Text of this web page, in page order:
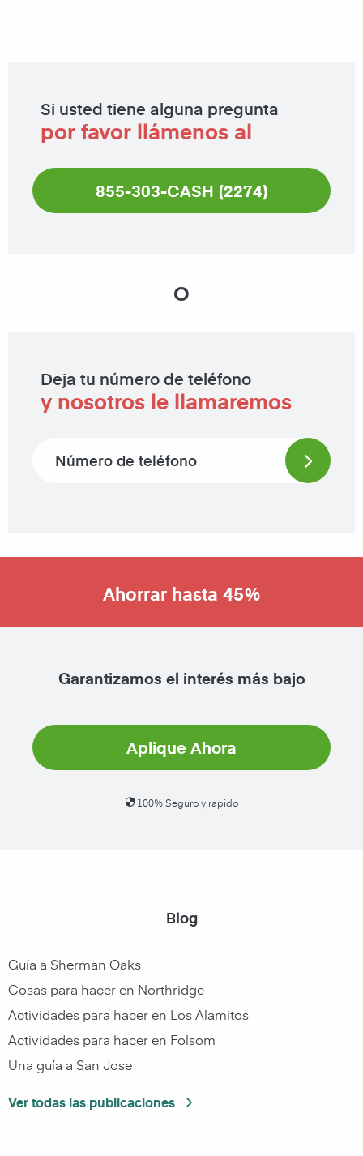
Si usted tiene alguna pregunta
por favor llámenos al
855-303-CASH (2274)
O
Deja tu número de teléfono
y nosotros le llamaremos
Ahorrar hasta 45%
Garantizamos el interés más bajo
Aplique Ahora
100% Seguro y rapido
Blog
Guía a Sherman Oaks
Cosas para hacer en Northridge
Actividades para hacer en Los Alamitos
Actividades para hacer en Folsom
Una guía a San Jose
Ver todas las publicaciones